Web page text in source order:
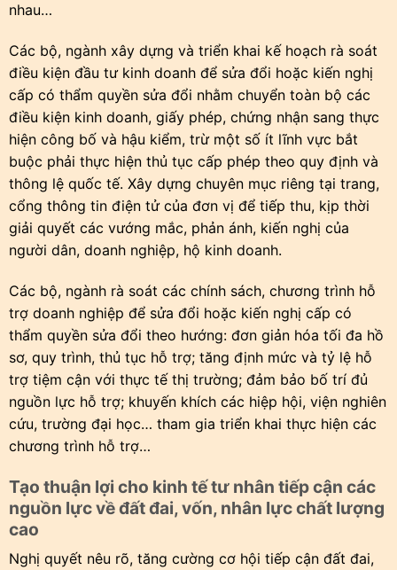
nhau…
Các bộ, ngành xây dựng và triển khai kế hoạch rà soát
điều kiện đầu tư kinh doanh để sửa đổi hoặc kiến nghị
cấp có thẩm quyền sửa đổi nhằm chuyển toàn bộ các
điều kiện kinh doanh, giấy phép, chứng nhận sang thực
hiện công bố và hậu kiểm, trừ một số ít lĩnh vực bắt
buộc phải thực hiện thủ tục cấp phép theo quy định và
thông lệ quốc tế. Xây dựng chuyên mục riêng tại trang,
cổng thông tin điện tử của đơn vị để tiếp thu, kịp thời
giải quyết các vướng mắc, phản ánh, kiến nghị của
người dân, doanh nghiệp, hộ kinh doanh.
Các bộ, ngành rà soát các chính sách, chương trình hỗ
trợ doanh nghiệp để sửa đổi hoặc kiến nghị cấp có
thẩm quyền sửa đổi theo hướng: đơn giản hóa tối đa hồ
sơ, quy trình, thủ tục hỗ trợ; tăng định mức và tỷ lệ hỗ
trợ tiệm cận với thực tế thị trường; đảm bảo bố trí đủ
nguồn lực hỗ trợ; khuyến khích các hiệp hội, viện nghiên
cứu, trường đại học… tham gia triển khai thực hiện các
chương trình hỗ trợ…
Tạo thuận lợi cho kinh tế tư nhân tiếp cận các
nguồn lực về đất đai, vốn, nhân lực chất lượng
cao
Nghị quyết nêu rõ, tăng cường cơ hội tiếp cận đất đai,